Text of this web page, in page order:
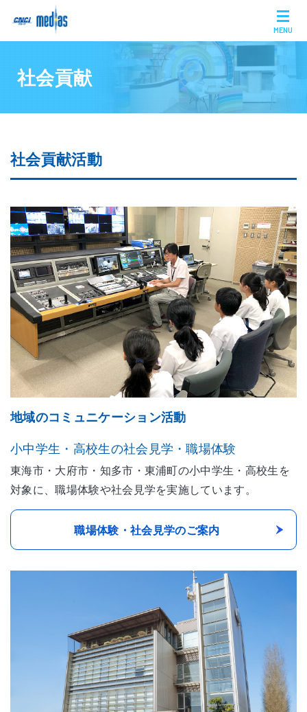
MENU
社会貢献
社会貢献活動
地域のコミュニケーション活動
小中学生・高校生の社会見学・職場体験
東海市・大府市・知多市・東浦町の小中学生・高校生を
対象に、職場体験や社会見学を実施しています。
職場体験・社会見学のご案内